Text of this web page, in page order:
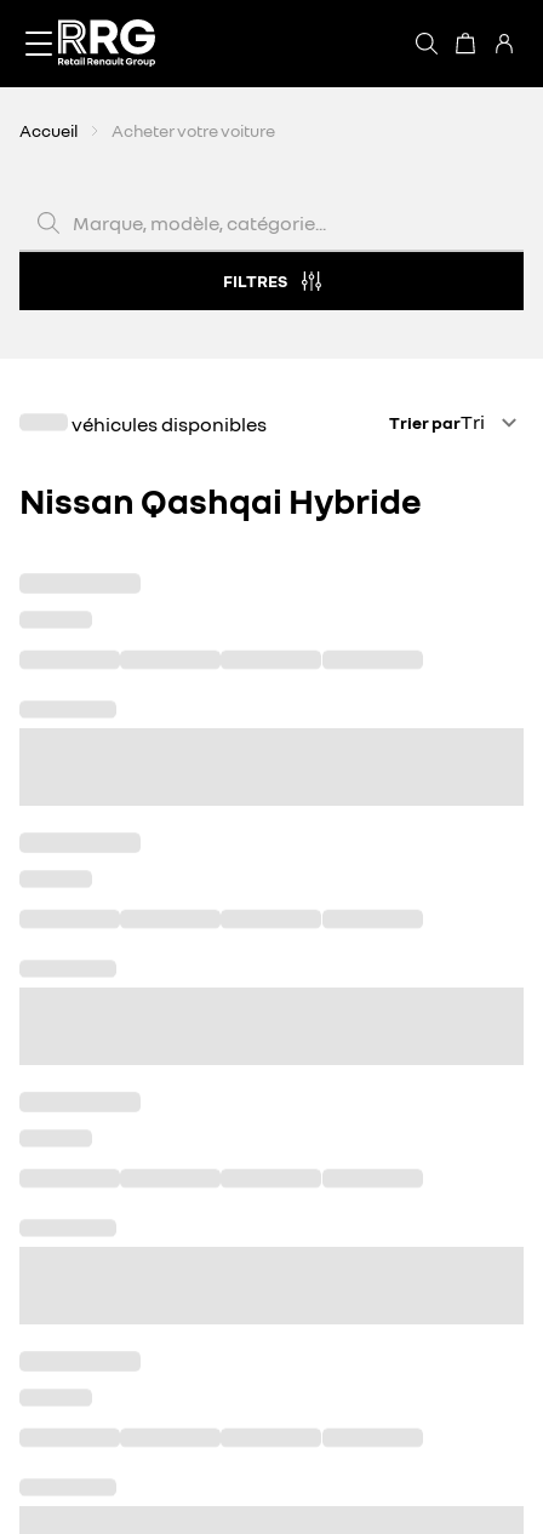
Accueil Acheter votre voiture
FILTRES
véhicules disponibles Trier parTri
Nissan Qashqai Hybride